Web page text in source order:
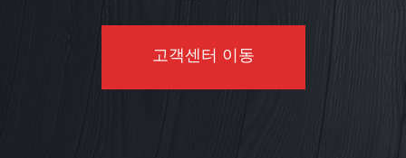
고객센터 이동